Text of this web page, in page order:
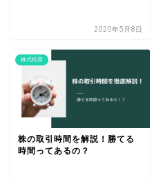
2020年5月8日
株式投資
株の取引時間を解説！勝てる
時間ってあるの？